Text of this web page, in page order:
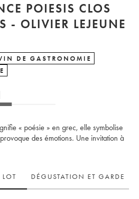
POIESIS CLOS
- OLIVIER LEJEUNE
DE GASTRONOMIE
« poésie » en grec, elle symbolise
des émotions. Une invitation à
DÉGUSTATION ET GARDE